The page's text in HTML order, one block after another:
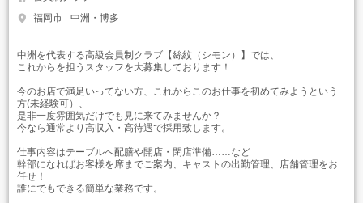
福岡市
中洲・博多
中洲を代表する高級会員制クラブ【絲紋（シモン）】では、
これからを担うスタッフを大募集しております！
今のお店で満足いってない方、これからこのお仕事を初めてみようという
方(未経験可）、
是非一度雰囲気だけでも見に来てみませんか？
今なら通常より高収入・高待遇で採用致します。
仕事内容はテーブルへ配膳や開店・閉店準備……など
幹部になればお客様を席までご案内、キャストの出勤管理、店舗管理をお
任せ！
誰にでもできる簡単な業務です。